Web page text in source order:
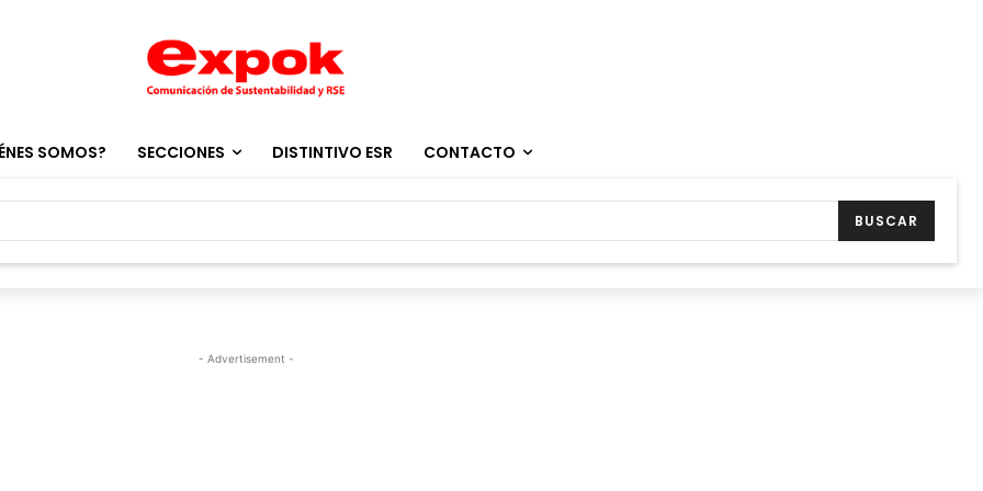
SOMOS? SECCIONES DISTINTIVO ESR CONTACTO
BUSCAR
- Advertisement -